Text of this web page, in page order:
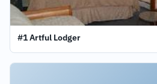
#1 Artful Lodger